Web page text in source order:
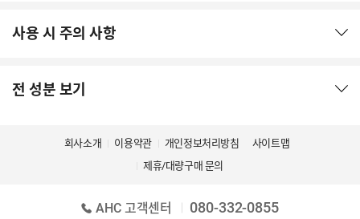
사용 시 주의 사항
전 성분 보기
회사소개 이용약관 개인정보처리방침
사이트맵
제휴/대량구매 문의
AHC 고객센터 080-332-0855